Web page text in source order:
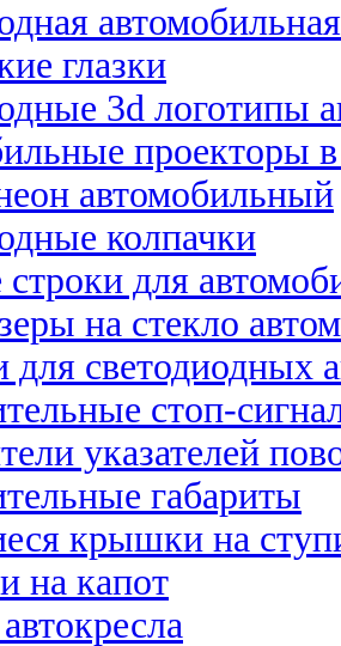
глазки
3d логотипы
проекторы
автомобильный
колпачки
для
на стекло
светодиодных
стоп-
указателей
габариты
крышки на
на капот